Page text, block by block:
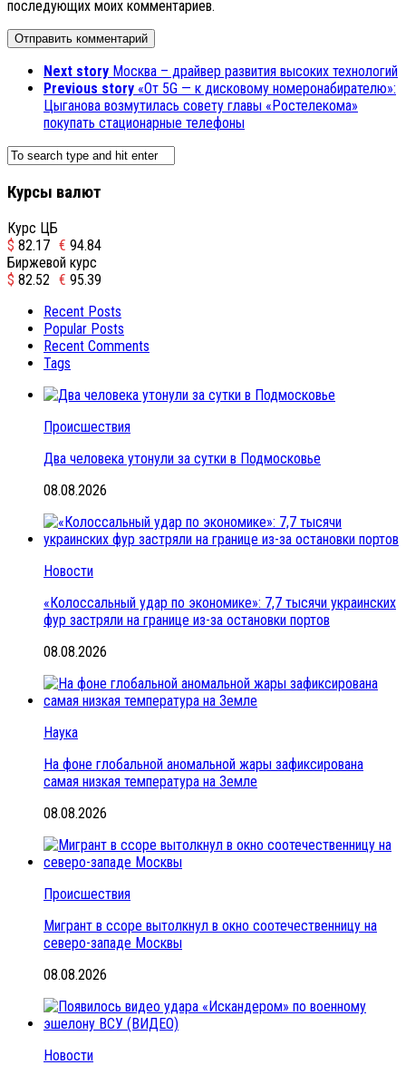
последующих моих комментариев.
Next story Москва – драйвер развития высоких технологий
Previous story «От 5G — к дисковому номеронабирателю»:
Цыганова возмутилась совету главы «Ростелекома»
покупать стационарные телефоны
Курсы валют
Курс ЦБ
$ 82.17 € 94.84
Биржевой курс
$ 82.52 € 95.39
Recent Posts
Popular Posts
Recent Comments
Tags
Происшествия
Два человека утонули за сутки в Подмосковье
08.08.2026
Новости
«Колоссальный удар по экономике»: 7,7 тысячи украинских
фур застряли на границе из-за остановки портов
08.08.2026
Наука
На фоне глобальной аномальной жары зафиксирована
самая низкая температура на Земле
08.08.2026
Происшествия
Мигрант в ссоре вытолкнул в окно соотечественницу на
северо-западе Москвы
08.08.2026
Новости